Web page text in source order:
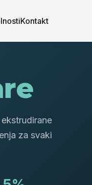
Kontakt
za svaki